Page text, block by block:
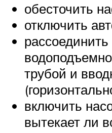
обесточить
отключить
трубой и
включить
вытекает ли